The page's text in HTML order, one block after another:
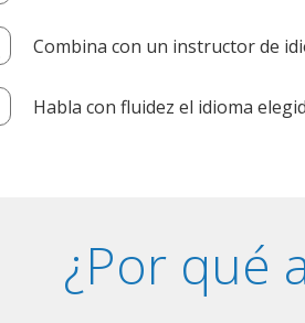
Combina con un instructor de
Habla con fluidez el idioma
¿Por qué